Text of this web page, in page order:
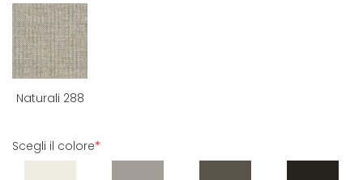
Naturali 288
Scegli il colore*